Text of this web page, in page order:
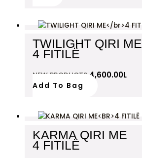
TWILIGHT QIRI ME
4 FITILË
NEW PRODUCTS 4,600.00L
Add To Bag
KARMA QIRI ME
4 FITILË